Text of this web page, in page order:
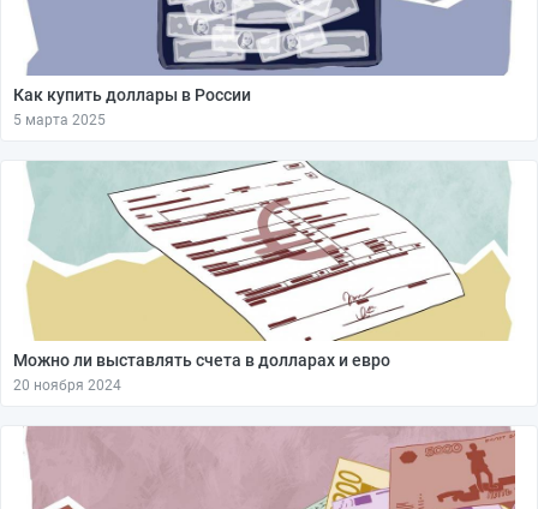
Как купить доллары в России
5 марта 2025
Можно ли выставлять счета в долларах и евро
20 ноября 2024